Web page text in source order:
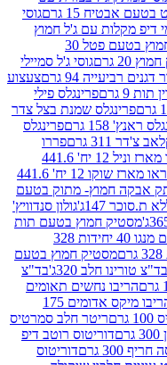
גרם
גוסי
עם ג'ל חמוץ
גומי דיפ מקלות עם ג'ל חמוץ בטעם פטל 30
גוסי ג'ל סמיילי
גרם
צעצוע
פרינגלס פילי
שמנת בצל צדר
פרינגלס
פררו
אוראו מארז וניל 12 יח' 441.6
אוראו מארז שוקו 12 יח' 441.6
מתוק בטעם
גולון סנדוויץ'
בטעם תות
מסטיק חמוץ בטעם מנגו 40 יחידות 328
חמוץ בטעם
320ג'
בד"צ
תאומים
הריבו מיקס אדומים 175
חלב סמרטיס
רוטב דיפ
דוריטוס